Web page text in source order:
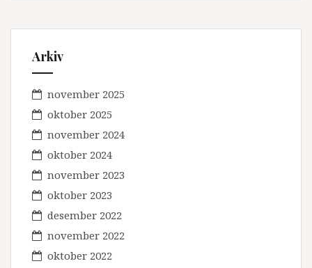
Arkiv
november 2025
oktober 2025
november 2024
oktober 2024
november 2023
oktober 2023
desember 2022
november 2022
oktober 2022